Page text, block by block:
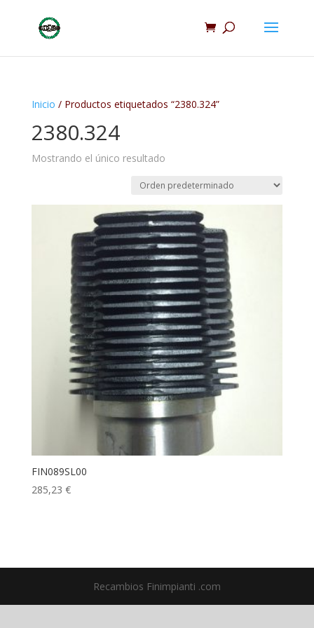
Inicio / Productos etiquetados “2380.324”
2380.324
Mostrando el único resultado
FIN089SL00
285,23 €
Recambios Finimpianti .com